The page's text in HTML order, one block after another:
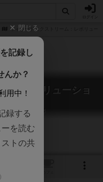
ウィザードエクストリーム：レボリュー
：レボリューショ
promo card
閉じる
記録し
んか？
用中！
録する
を読む
トの共